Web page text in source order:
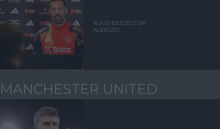
RUUD BESZÉLT SIR
ALEXSZEL
MANCHESTER UNITED